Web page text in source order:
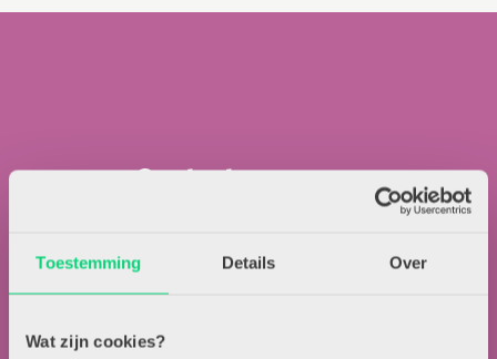
Toestemming Details Over
Wat zijn cookies?
Contactgegevens
T.a.v. redactie HJK
Locomotiefboulevard 101
013-5838800